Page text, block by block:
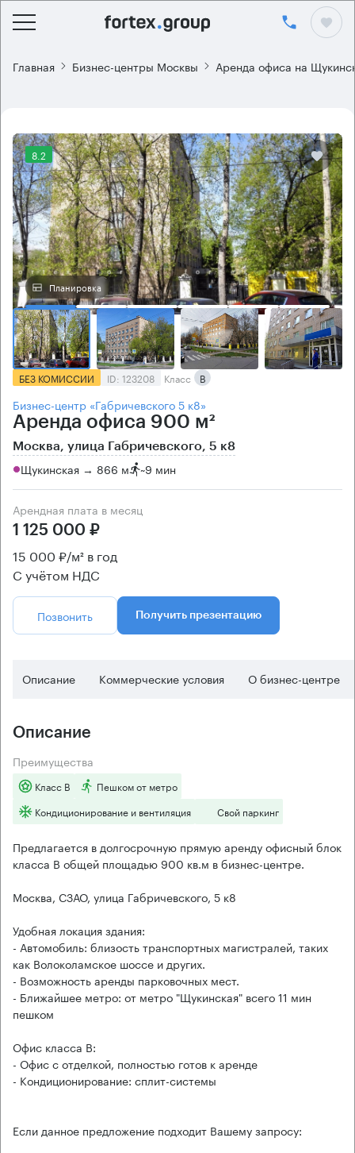
Главная Бизнес-центры Москвы Аренда офиса на
8.2
Планировка
БЕЗ КОМИССИИ ID: 123208 Класс B
Бизнес-центр «Габричевского 5 к8»
Аренда офиса 900 м²
Москва, улица Габричевского, 5 к8
Щукинская → 866 м ~9 мин
Арендная плата в месяц
1 125 000 ₽
15 000 ₽/м² в год
С учётом НДС
Позвонить Получить презентацию
Описание Коммерческие условия О бизнес-центре
Описание
Преимущества
Класс B
Пешком от метро
Кондиционирование и вентиляция
Свой паркинг
Предлагается в долгосрочную прямую аренду офисный блок
класса B общей площадью 900 кв.м в бизнес-центре.
Москва, СЗАО, улица Габричевского, 5 к8
Удобная локация здания:
- Автомобиль: близость транспортных магистралей, таких
как Волоколамское шоссе и других.
- Возможность аренды парковочных мест.
- Ближайшее метро: от метро "Щукинская" всего 11 мин
пешком
Офис класса B:
- Офис с отделкой, полностью готов к аренде
- Кондиционирование: сплит-системы
Если данное предложение подходит Вашему запросу: